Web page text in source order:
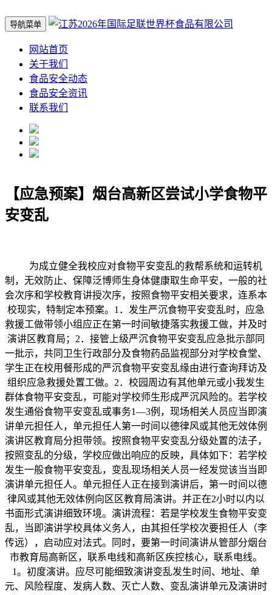
导航菜单
网站首页
关于我们
食品安全动态
食品安全资讯
联系我们
【应急预案】烟台高新区尝试小学食物平
安变乱
为成立健全我校应对食物平安变乱的救帮系统和运转机
制，无效防止、保障泛博师生身体健康取生命平安，一般的社
会次序和学校教育讲授次序，按照食物平安相关要求，连系本
校现实，特制定本预案。1．发生严沉食物平安变乱时，应急
救援工做带领小组应正在第一时间敏捷落实救援工做，并及时
演讲区教育局；2．接管上级严沉食物平安变乱应急批示部同
一批示，共同卫生行政部分及食物药品监视部分对学校食堂、
学生正在校用餐形成的严沉食物平安变乱缘由进行查询拜访及
组织应急救援处置工做。2．校园周边有其他单元或小我发生
群体食物平安变乱，可能对学校师生形成严沉风险的。若学校
发生通俗食物平安变乱或事务1—3例，现场相关人员应当即演
讲单元担任人，单元担任人第一时间以德律风或其他无效体例
演讲区教育局分担带领。按照食物平安变乱分级处置的法子，
按照变乱的分级，学校应做出响应的反映，具体如下：若学校
发生一般食物平安变乱，变乱现场相关人员一经发觉该当当即
演讲单元担任人。单元担任人正在接到演讲后，第一时间以德
律风或其他无效体例向区区教育局演讲。并正在2小时以内以
书面形式演讲细致环境。演讲流程：若是学校发生食物平安变
乱，当即演讲学校具体义务人，由其担任学校次要担任人（李
传远），启动应对法式。同时，要第一时间演讲从管部分烟台
市教育局高新区，联系电线和高新区疾控核心，联系电线。
1。初度演讲。应尽可能细致演讲变乱发生时间、地址、单
元、风险程度、发病人数、灭亡人数、变乱演讲单元及演讲时